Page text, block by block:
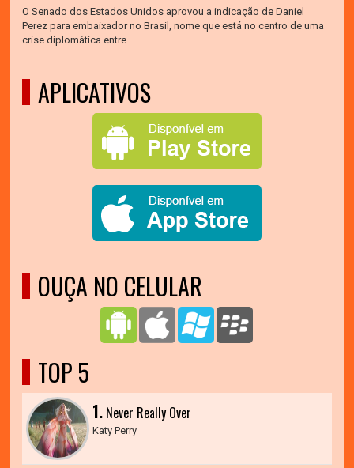
O Senado dos Estados Unidos aprovou a indicação de Daniel
Perez para embaixador no Brasil, nome que está no centro de uma
crise diplomática entre ...
APLICATIVOS
OUÇA NO CELULAR
TOP 5
1. Never Really Over
Katy Perry